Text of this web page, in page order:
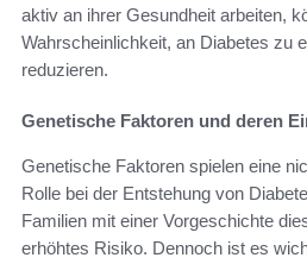
aktiv an ihrer Gesundheit arbeiten,
Wahrscheinlichkeit, an Diabetes zu
reduzieren.
Genetische Faktoren und deren
Genetische Faktoren spielen eine
Rolle bei der Entstehung von
Familien mit einer Vorgeschichte
erhöhtes Risiko. Dennoch ist es